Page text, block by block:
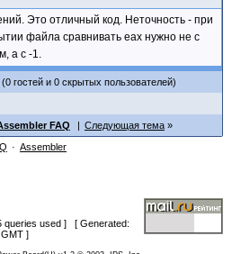
dd 400000h
dd 0
dd 0h
dd 0
dd 0
dd 0
dw 3030h
'>>. '
таблица с функциями, которые
db 'GetModuleHandleA',0
Это отличный код. Неточность - при
файла сравнивать eax нужно не с
а с -1.
гостей и 0 скрытых пользователей)
FAQ
Следующая тема
Assembler
queries used ] [ Generated:
]